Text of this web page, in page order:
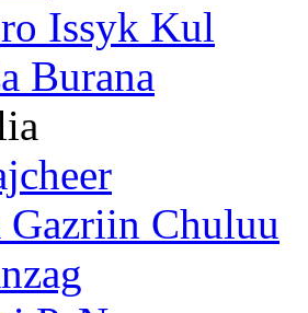
Issyk Kul
Burana
Chuluu